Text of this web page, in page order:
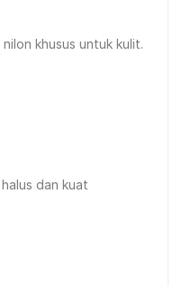
khusus untuk kulit.
dan kuat